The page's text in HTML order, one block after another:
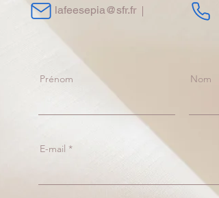
lafeesepia@sfr.fr
Prénom Nom
E-mail